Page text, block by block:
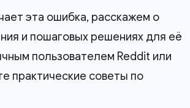
эта ошибка, расскажем о
и пошаговых решениях для её
пользователем Reddit или
практические советы по